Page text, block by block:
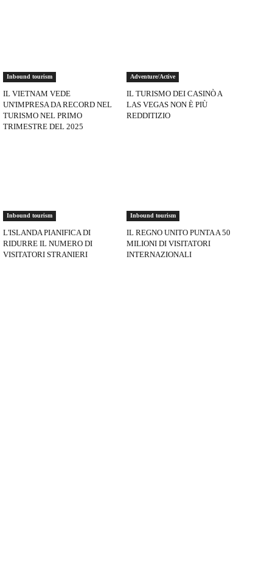
Inbound tourism
IL VIETNAM VEDE
UN'IMPRESA DA RECORD NEL
TURISMO NEL PRIMO
TRIMESTRE DEL 2025
Adventure/Active
IL TURISMO DEI CASINÒ A
LAS VEGAS NON È PIÙ
REDDITIZIO
Inbound tourism
L'ISLANDA PIANIFICA DI
RIDURRE IL NUMERO DI
VISITATORI STRANIERI
Inbound tourism
IL REGNO UNITO PUNTA A 50
MILIONI DI VISITATORI
INTERNAZIONALI